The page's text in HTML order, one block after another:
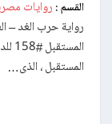
القسم : روايات
رواية حرب الغد –
المستقبل ، الذى…